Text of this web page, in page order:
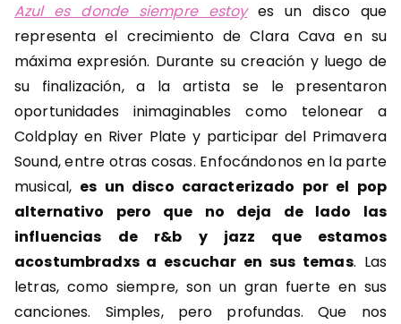
Azul es donde siempre estoyes un disco que
representa el crecimiento de Clara Cava en su
máxima expresión. Durante su creación y luego de
su finalización, a la artista se le presentaron
oportunidades inimaginables como telonear a
Coldplay en River Plate y participar del Primavera
Sound, entre otras cosas. Enfocándonos en la parte
musical, es un disco caracterizado por el pop
alternativo pero que no deja de lado las
influencias de r&b y jazz que estamos
acostumbradxs a escuchar en sus temas. Las
letras, como siempre, son un gran fuerte en sus
canciones. Simples, pero profundas. Que nos